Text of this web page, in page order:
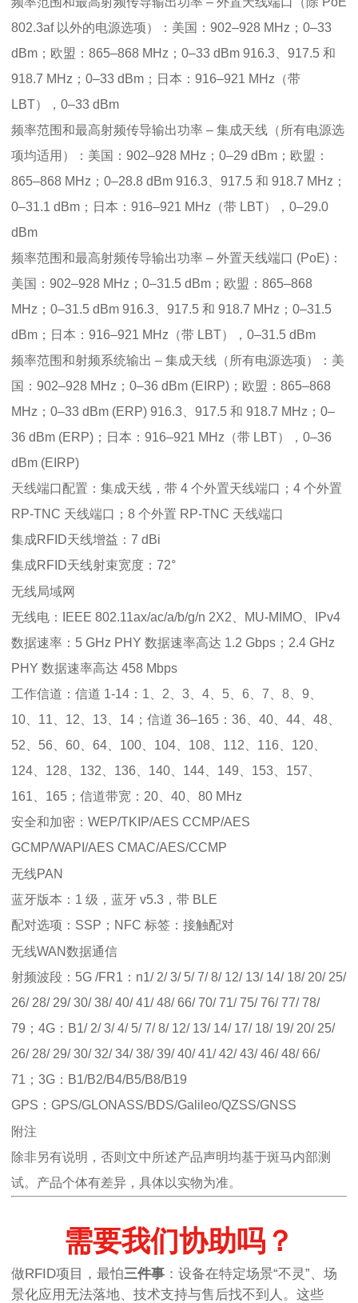
802.3af 以外的电源选项）：美国：902–928 MHz；0–33
dBm；欧盟：865–868 MHz；0–33 dBm 916.3、917.5 和
918.7 MHz；0–33 dBm；日本：916–921 MHz（带
LBT），0–33 dBm
频率范围和最高射频传导输出功率 – 集成天线（所有电源选
项均适用）：美国：902–928 MHz；0–29 dBm；欧盟：
865–868 MHz；0–28.8 dBm 916.3、917.5 和 918.7 MHz；
0–31.1 dBm；日本：916–921 MHz（带 LBT），0–29.0
dBm
频率范围和最高射频传导输出功率 – 外置天线端口 (PoE)：
美国：902–928 MHz；0–31.5 dBm；欧盟：865–868
MHz；0–31.5 dBm 916.3、917.5 和 918.7 MHz；0–31.5
dBm；日本：916–921 MHz（带 LBT），0–31.5 dBm
频率范围和射频系统输出 – 集成天线（所有电源选项）：美
国：902–928 MHz；0–36 dBm (EIRP)；欧盟：865–868
MHz；0–33 dBm (ERP) 916.3、917.5 和 918.7 MHz；0–
36 dBm (ERP)；日本：916–921 MHz（带 LBT），0–36
dBm (EIRP)
天线端口配置：集成天线，带 4 个外置天线端口；4 个外置
RP-TNC 天线端口；8 个外置 RP-TNC 天线端口
集成RFID天线增益：7 dBi
集成RFID天线射束宽度：72°
无线局域网
无线电：IEEE 802.11ax/ac/a/b/g/n 2X2、MU-MIMO、IPv4
数据速率：5 GHz PHY 数据速率高达 1.2 Gbps；2.4 GHz
PHY 数据速率高达 458 Mbps
工作信道：信道 1-14：1、2、3、4、5、6、7、8、9、
10、11、12、13、14；信道 36–165：36、40、44、48、
52、56、60、64、100、104、108、112、116、120、
124、128、132、136、140、144、149、153、157、
161、165；信道带宽：20、40、80 MHz
安全和加密：WEP/TKIP/AES CCMP/AES
GCMP/WAPI/AES CMAC/AES/CCMP
无线PAN
蓝牙版本：1 级，蓝牙 v5.3，带 BLE
配对选项：SSP；NFC 标签：接触配对
无线WAN数据通信
射频波段：5G /FR1：n1/ 2/ 3/ 5/ 7/ 8/ 12/ 13/ 14/ 18/ 20/ 25/
26/ 28/ 29/ 30/ 38/ 40/ 41/ 48/ 66/ 70/ 71/ 75/ 76/ 77/ 78/
79；4G：B1/ 2/ 3/ 4/ 5/ 7/ 8/ 12/ 13/ 14/ 17/ 18/ 19/ 20/ 25/
26/ 28/ 29/ 30/ 32/ 34/ 38/ 39/ 40/ 41/ 42/ 43/ 46/ 48/ 66/
71；3G：B1/B2/B4/B5/B8/B19
GPS：GPS/GLONASS/BDS/Galileo/QZSS/GNSS
附注
除非另有说明，否则文中所述产品声明均基于斑马内部测
试。产品个体有差异，具体以实物为准。
需要我们协助吗？
做RFID项目，最怕三件事 ：设备在特定场景“不灵”、场
景化应用无法落地、技术支持与售后找不到人。这些